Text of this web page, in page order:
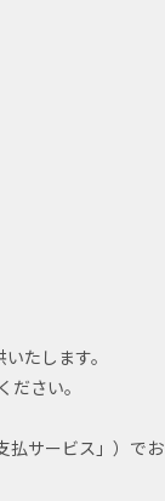
たします。
さい。
払サービス」）でお